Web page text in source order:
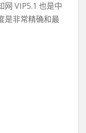
网 VIP5.1 也是中
是非常精确和最